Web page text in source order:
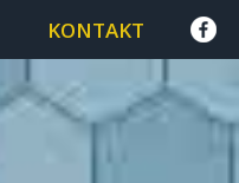
KONTAKT